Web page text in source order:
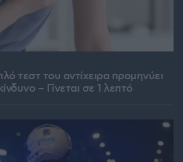
τεστ του αντίχειρα προμηνύει
– Γίνεται σε 1 λεπτό